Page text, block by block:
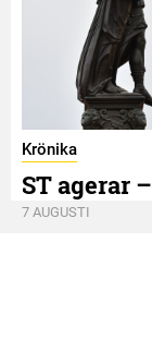
Krönika
ST agerar
7 AUGUSTI